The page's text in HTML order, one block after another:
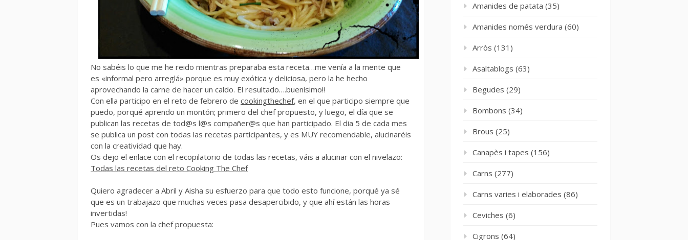
No sabéis lo que me he reido mientras preparaba esta receta…me venía a la mente que
es «informal pero arreglá» porque es muy exótica y deliciosa, pero la he hecho
aprovechando la carne de hacer un caldo. El resultado….buenísimo!!
Con ella participo en el reto de febrero de cookingthechef, en el que participo siempre que
puedo, porqué aprendo un montón; primero del chef propuesto, y luego, el día que se
publican las recetas de tod@s l@s compañer@s que han participado. El dia 5 de cada mes
se publica un post con todas las recetas participantes, y es MUY recomendable, alucinaréis
con la creatividad que hay.
Os dejo el enlace con el recopilatorio de todas las recetas, váis a alucinar con el nivelazo:
Todas las recetas del reto Cooking The Chef
Quiero agradecer a Abril y Aisha su esfuerzo para que todo esto funcione, porqué ya sé
que es un trabajazo que muchas veces pasa desapercibido, y que ahí están las horas
invertidas!
Pues vamos con la chef propuesta:
Amanides de patata (35)
Amanides només verdura (60)
Arròs (131)
Asaltablogs (63)
Begudes (29)
Bombons (34)
Brous (25)
Canapès i tapes (156)
Carns (277)
Carns varies i elaborades (86)
Ceviches (6)
Cigrons (64)